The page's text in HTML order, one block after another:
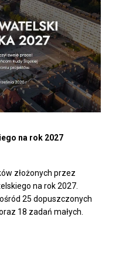
na rok 2027
złożonych przez
na rok 2027.
25 dopuszczonych
18 zadań małych.